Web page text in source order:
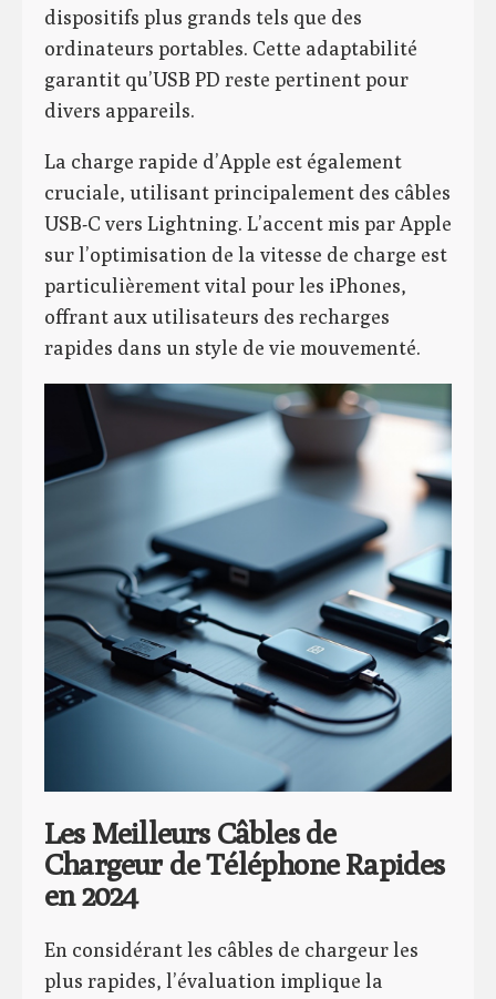
dispositifs plus grands tels que des
ordinateurs portables. Cette adaptabilité
garantit qu’USB PD reste pertinent pour
divers appareils.
La charge rapide d’Apple est également
cruciale, utilisant principalement des câbles
USB-C vers Lightning. L’accent mis par Apple
sur l’optimisation de la vitesse de charge est
particulièrement vital pour les iPhones,
offrant aux utilisateurs des recharges
rapides dans un style de vie mouvementé.
Les Meilleurs Câbles de
Chargeur de Téléphone Rapides
en 2024
En considérant les câbles de chargeur les
plus rapides, l’évaluation implique la